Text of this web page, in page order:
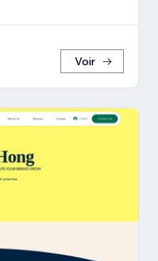
Voir